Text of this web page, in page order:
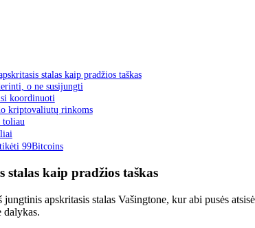
stalas kaip pradžios taškas
o ne susijungti
koordinuoti
kriptovaliutų rinkoms
toliau
99Bitcoins
stalas kaip pradžios taškas
jungtinis apskritasis stalas Vašingtone, kur abi pusės
dalykas.